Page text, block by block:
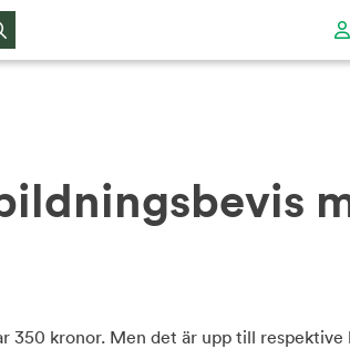
350 kronor. Men det är upp till respektive